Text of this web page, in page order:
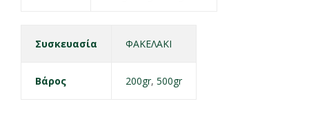
Συσκευασία ΦΑΚΕΛΑΚΙ
Βάρος 200gr, 500gr